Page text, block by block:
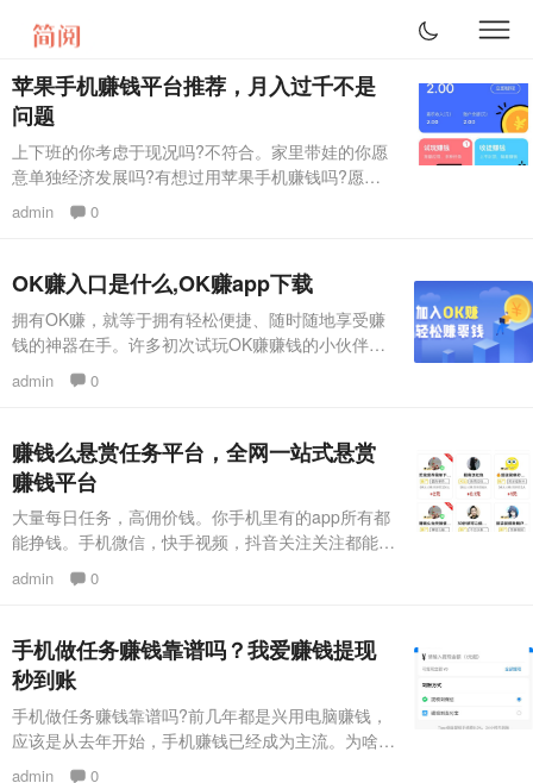
苹果手机赚钱平台推荐，月入过千不是
问题
上下班的你考虑于现况吗?不符合。家里带娃的你愿
意单独经济发展吗?有想过用苹果手机赚钱吗?愿
意。散漫的你要轻轻松松的挣点零用钱吗?特想。你
就没错，你就运用简易的专用工具~手机上~做兼职
个。 这份苹果赚钱app对你们来说更合适。 强烈推
荐苹果手机赚钱平台： 赚钱吧有各式各样的每日任
务任你选择自个心爱的每日任务。想多挣钱就多共享
身旁的亲戚朋
admin 0
OK赚入口是什么,OK赚app下载
拥有OK赚，就等于拥有轻松便捷、随时随地享受赚
钱的神器在手。许多初次试玩OK赚赚钱的小伙伴，
都会发现这样一个问题，赚钱软件为什么在手机桌面
上要有2个图标?OK赚入口是什么?OK赚钥匙是什
来给大家解释一下这个问题的原因所在。 当大家采
用苹果手机安装OK赚赚钱的时候，就会看到桌面出
现了一个OK赚钥匙的图标。OK赚钥匙是什么呢?OK
赚
admin 0
赚钱么悬赏任务平台，全网一站式悬赏
赚钱平台
大量每日任务，高佣价钱。你手机里有的app所有都
能挣钱。手机微信，快手视频，抖音关注关注都能挣
钱!服务平台贷款担保，提成有确保。 点击这里下
载：https://sourl.cn/MEUwU6 做单奖励无限张力，
来赚钱么做单就没错。 赚钱么强烈推荐奖励：邀约
好友，拿永久性分紅 邀约一个新手，立刻奖励一
元。好友做单，
admin 0
手机做任务赚钱靠谱吗？我爱赚钱提现
秒到账
手机做任务赚钱靠谱吗?前几年都是兴用电脑赚钱，
应该是从去年开始，手机赚钱已经成为主流。为啥?
因为手机赚钱比电脑赚钱方便多了，只要我们的手机
admin 0